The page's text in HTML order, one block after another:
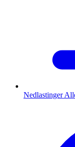
Nedlastinger